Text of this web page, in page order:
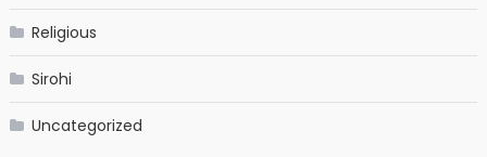
Religious
Sirohi
Uncategorized